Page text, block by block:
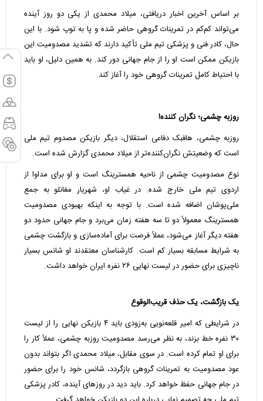
بر اساس آخرین اخبار دریافتی، میلاد محمدی از یکی دو روز آینده
می‌تواند کم‌کم در تمرینات گروهی حاضر شده و پا به توپ شود. با این
حال، کادر فنی و پزشکی تیم ملی تأکید دارند که تشدید مصدومیت این
بازیکن ممکن است او را از جام جهانی دور کند. به همین دلیل، او باید
با احتیاط کامل تمرینات گروهی خود را آغاز کند.
روزبه چشمی؛ نگران کننده!
روزبه چشمی، هافبک دفاعی استقلال، دیگر بازیکن مصدوم تیم ملی
است که وضعیتش نگران‌کننده‌تر از میلاد محمدی گزارش شده است.
نوع مصدومیت چشمی از ناحیه همسترینگ است و او برای مداوا از
اردوی تیم ملی خارج شده. در غیاب او، شهریار مغانلو به جمع
ملی‌پوشان اضافه شده است. با توجه به اینکه بهبودی مصدومیت
همسترینگ معمولاً دو تا سه هفته زمان می‌برد و جام جهانی حدود دو
هفته دیگر آغاز می‌شود، عملاً فرصت برای آماده‌سازی و بازگشت چشمی
به شرایط مسابقه بسیار کم است. کارشناسان معتقدند او شانس بسیار
ناچیزی برای حضور در لیست نهایی ۲۶ نفره ایران خواهد داشت.
یک بازگشت، یک حذف قریب‌الوقوع
در شرایطی که امیر قلعه‌نویی به‌زودی باید ۴ بازیکن نهایی را از لیست
۳۰ نفره خط بزند، به نظر می‌رسد مصدومیت روزبه چشمی، عملاً کار را
برای او تمام کرده است. در سوی مقابل، میلاد محمدی اگر بتواند بدون
عود مصدومیت به تمرینات گروهی بازگردد، شانس خود را برای حضور
در جام جهانی حفظ خواهد کرد. باید دید در روزهای آینده، کادر پزشکی